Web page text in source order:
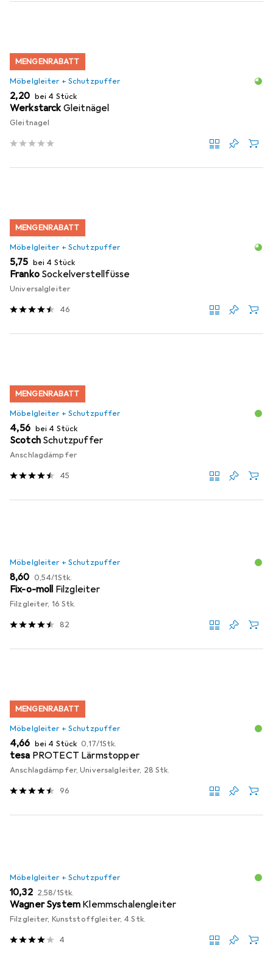
MENGENRABATT
Möbelgleiter + Schutzpuffer
EUR
2,20 bei 4 Stück
WerkstarckGleitnägel
Gleitnagel
MENGENRABATT
Möbelgleiter + Schutzpuffer
EUR
5,75 bei 4 Stück
Franko Sockelverstellfüsse
Universalgleiter
46
MENGENRABATT
Möbelgleiter + Schutzpuffer
EUR
4,56 bei 4 Stück
Scotch Schutzpuffer
Anschlagdämpfer
45
Möbelgleiter + Schutzpuffer
EUR
8,60 EUR
0,54/1Stk.
Fix-o-moll Filzgleiter
Filzgleiter, 16 Stk.
82
MENGENRABATT
Möbelgleiter + Schutzpuffer
EUR
4,66 bei 4 Stück EUR
0,17/1Stk.
tesa PROTECT Lärmstopper
Anschlagdämpfer, Universalgleiter, 28 Stk.
96
Möbelgleiter + Schutzpuffer
EUR
10,32 EUR
2,58/1Stk.
Wagner System Klemmschalengleiter
Filzgleiter, Kunststoffgleiter, 4 Stk.
4